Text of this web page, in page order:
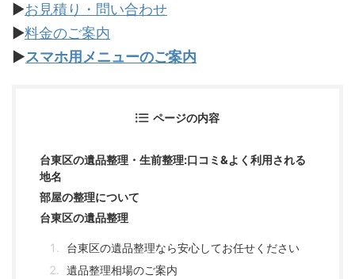
▶お見積り・問い合わせ
▶料金のご案内
▶スマホ用メニューのご案内
ページの内容
台東区の遺品整理・生前整理:口コミ&よく利用される
地名
部屋の整理について
台東区の遺品整理
台東区の遺品整理なら安心してお任せください
遺品整理相場のご案内